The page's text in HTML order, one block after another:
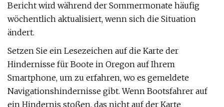
Bericht wird während der Sommermonate häufig
wöchentlich aktualisiert, wenn sich die Situation
ändert.
Setzen Sie ein Lesezeichen auf die Karte der
Hindernisse für Boote in Oregon auf Ihrem
Smartphone, um zu erfahren, wo es gemeldete
Navigationshindernisse gibt. Wenn Bootsfahrer auf
ein Hindernis stoßen, das nicht auf der Karte